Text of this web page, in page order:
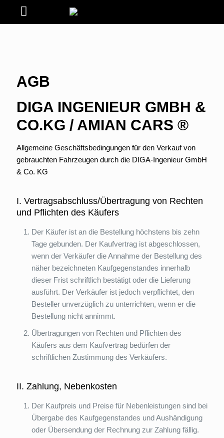
AGB
DIGA INGENIEUR GMBH &
CO.KG / AMIAN CARS ®
Allgemeine Geschäftsbedingungen für den Verkauf von
gebrauchten Fahrzeugen durch die DIGA-Ingenieur GmbH
& Co. KG
I. Vertragsabschluss/Übertragung von Rechten
und Pflichten des Käufers
Der Käufer ist an die Bestellung höchstens bis zehn
Tage gebunden. Der Kaufvertrag ist abgeschlossen,
wenn der Verkäufer die Annahme der Bestellung des
näher bezeichneten Kaufgegenstandes innerhalb
dieser Frist schriftlich bestätigt oder die Lieferung
ausführt. Der Verkäufer ist jedoch verpflichtet, den
Besteller unverzüglich zu unterrichten, wenn er die
Bestellung nicht annimmt.
Übertragungen von Rechten und Pflichten des
Käufers aus dem Kaufvertrag bedürfen der
schriftlichen Zustimmung des Verkäufers.
II. Zahlung, Nebenkosten
Der Kaufpreis und Preise für Nebenleistungen sind bei
Übergabe des Kaufgegenstandes und Aushändigung
oder Übersendung der Rechnung zur Zahlung fällig.